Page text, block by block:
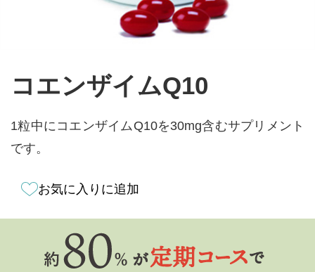
コエンザイムQ10
1粒中にコエンザイムQ10を30mg含むサプリメント
です。
お気に入りに追加